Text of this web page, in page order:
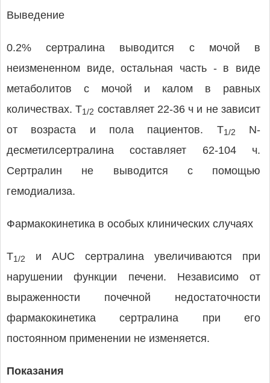
Выведение
0.2% сертралина выводится с мочой в
неизмененном виде, остальная часть - в виде
метаболитов с мочой и калом в равных
количествах. T1/2 составляет 22-36 ч и не зависит
от возраста и пола пациентов. T1/2
N-
десметилсертралина составляет 62-104 ч.
Сертралин не выводится с помощью
гемодиализа.
Фармакокинетика в особых клинических случаях
T1/2
и AUC сертралина увеличиваются при
нарушении функции печени. Независимо от
выраженности почечной недостаточности
фармакокинетика сертралина при его
постоянном применении не изменяется.
Показания